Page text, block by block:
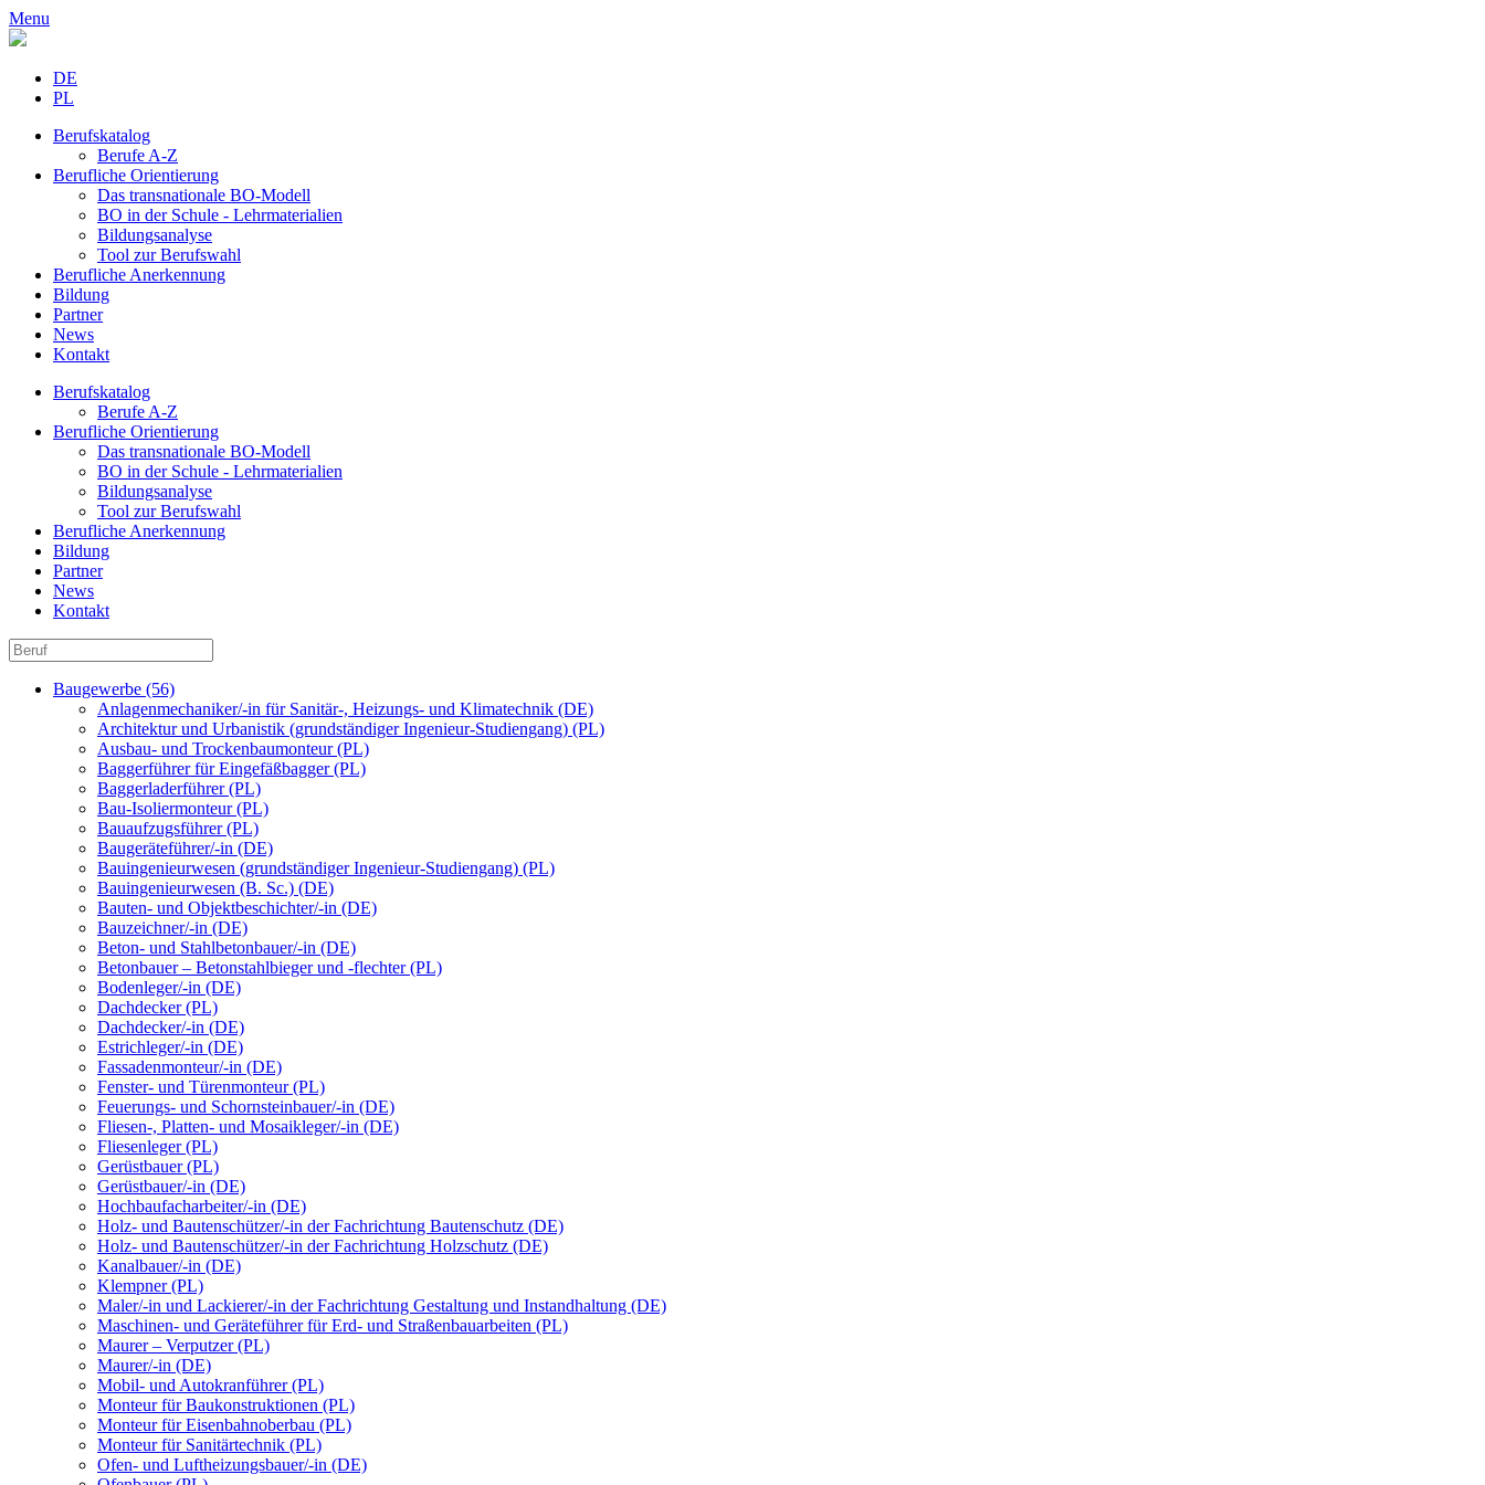
Menu
DE
PL
Berufskatalog
Berufe A-Z
Berufliche Orientierung
Das transnationale BO-Modell
BO in der Schule - Lehrmaterialien
Bildungsanalyse
Tool zur Berufswahl
Berufliche Anerkennung
Bildung
Partner
News
Kontakt
Berufskatalog
Berufe A-Z
Berufliche Orientierung
Das transnationale BO-Modell
BO in der Schule - Lehrmaterialien
Bildungsanalyse
Tool zur Berufswahl
Berufliche Anerkennung
Bildung
Partner
News
Kontakt
Baugewerbe (56)
Anlagenmechaniker/-in für Sanitär-, Heizungs- und Klimatechnik (DE)
Architektur und Urbanistik (grundständiger Ingenieur-Studiengang) (PL)
Ausbau- und Trockenbaumonteur (PL)
Baggerführer für Eingefäßbagger (PL)
Baggerladerführer (PL)
Bau-Isoliermonteur (PL)
Bauaufzugsführer (PL)
Baugeräteführer/-in (DE)
Bauingenieurwesen (grundständiger Ingenieur-Studiengang) (PL)
Bauingenieurwesen (B. Sc.) (DE)
Bauten- und Objektbeschichter/-in (DE)
Bauzeichner/-in (DE)
Beton- und Stahlbetonbauer/-in (DE)
Betonbauer – Betonstahlbieger und -flechter (PL)
Bodenleger/-in (DE)
Dachdecker (PL)
Dachdecker/-in (DE)
Estrichleger/-in (DE)
Fassadenmonteur/-in (DE)
Fenster- und Türenmonteur (PL)
Feuerungs- und Schornsteinbauer/-in (DE)
Fliesen-, Platten- und Mosaikleger/-in (DE)
Fliesenleger (PL)
Gerüstbauer (PL)
Gerüstbauer/-in (DE)
Hochbaufacharbeiter/-in (DE)
Holz- und Bautenschützer/-in der Fachrichtung Bautenschutz (DE)
Holz- und Bautenschützer/-in der Fachrichtung Holzschutz (DE)
Kanalbauer/-in (DE)
Klempner (PL)
Maler/-in und Lackierer/-in der Fachrichtung Gestaltung und Instandhaltung (DE)
Maschinen- und Geräteführer für Erd- und Straßenbauarbeiten (PL)
Maurer – Verputzer (PL)
Maurer/-in (DE)
Mobil- und Autokranführer (PL)
Monteur für Baukonstruktionen (PL)
Monteur für Eisenbahnoberbau (PL)
Monteur für Sanitärtechnik (PL)
Ofen- und Luftheizungsbauer/-in (DE)